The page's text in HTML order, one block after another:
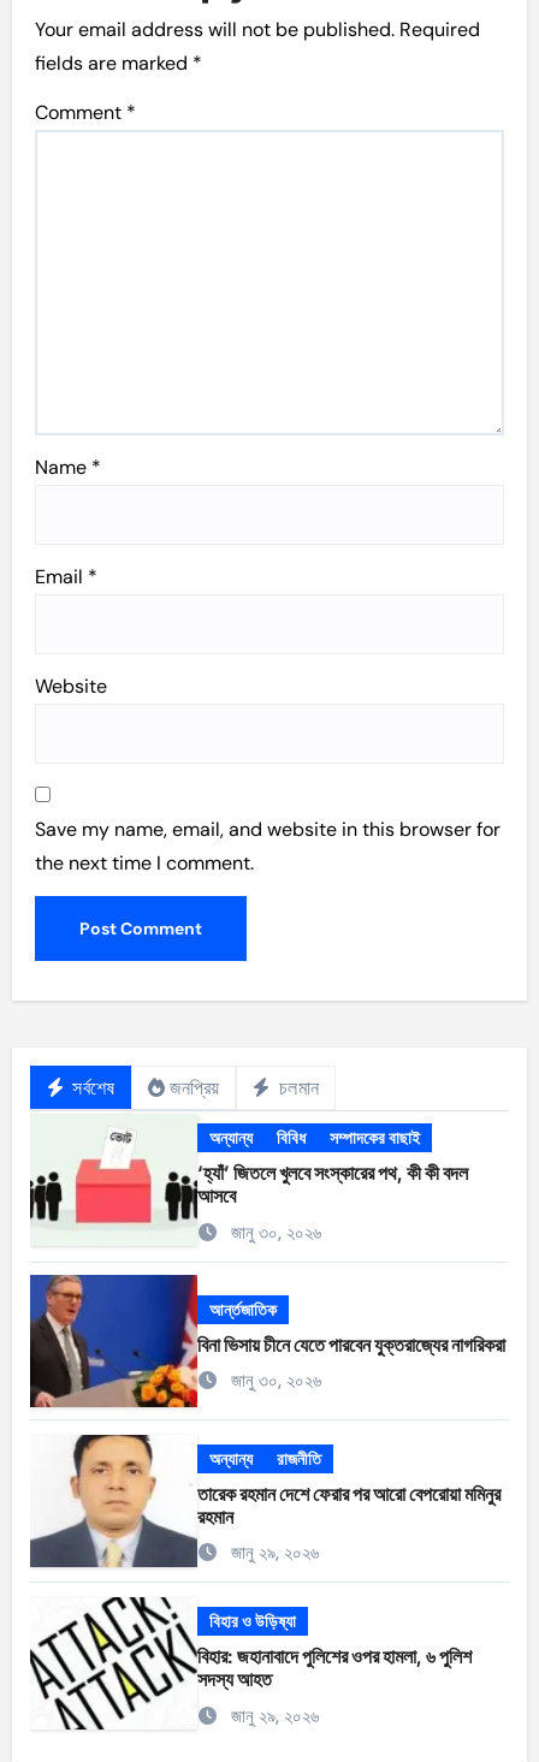
Your email address will not be published. Required
fields are marked *
Comment *
Name *
Email *
Website
Save my name, email, and website in this browser for
the next time I comment.
সর্বশেষ জনপ্রিয় চলমান
অন্যান্য বিবিধ সম্পাদকের বাছাই
‘হ্যাঁ’ জিতলে খুলবে সংস্কারের পথ, কী কী বদল
আসবে
জানু ৩০, ২০২৬
আর্ন্তজাতিক
বিনা ভিসায় চীনে যেতে পারবেন যুক্তরাজ্যের নাগরিকরা
জানু ৩০, ২০২৬
অন্যান্য রাজনীতি
তারেক রহমান দেশে ফেরার পর আরো বেপরোয়া মমিনুর
রহমান
জানু ২৯, ২০২৬
বিহার ও উড়িষ্যা
বিহার: জহানাবাদে পুলিশের ওপর হামলা, ৬ পুলিশ
সদস্য আহত
জানু ২৯, ২০২৬